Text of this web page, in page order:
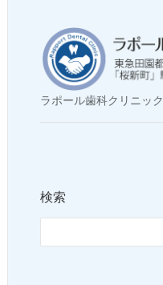
ラポール歯科クリニック
検索